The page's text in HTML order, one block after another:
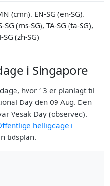
(cmn), EN-SG (en-SG),
SG (ms-SG), TA-SG (ta-SG),
SG (zh-SG)
i Singapore
hvor 13 er planlagt til
Day den 09 Aug. Den
Vesak Day (observed).
helligdage i
tidsplan.